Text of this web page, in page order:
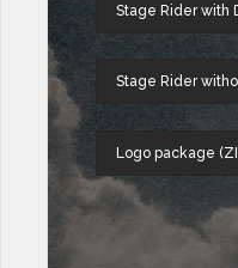
Stage Rider with
Stage Rider
Logo package